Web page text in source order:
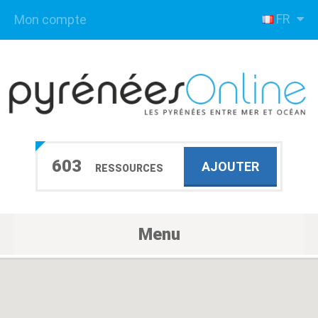
FR
Mon compte
603 RESSOURCES AJOUTER
Menu